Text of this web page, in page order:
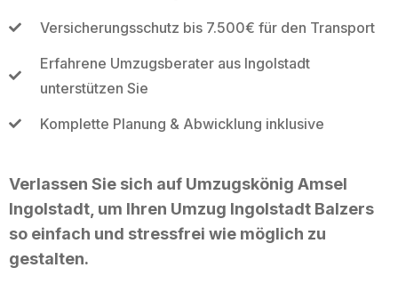
Versicherungsschutz bis 7.500€ für den Transport
Erfahrene Umzugsberater aus Ingolstadt
unterstützen Sie
Komplette Planung & Abwicklung inklusive
Verlassen Sie sich auf Umzugskönig Amsel
Ingolstadt, um Ihren Umzug Ingolstadt Balzers
so einfach und stressfrei wie möglich zu
gestalten.